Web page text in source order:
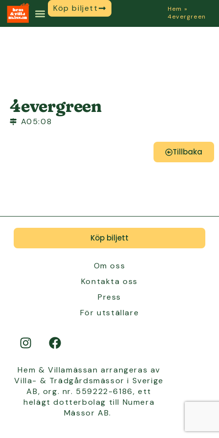
Köp biljett Hem »
4evergreen
4evergreen
A05:08
Tillbaka
Om oss
Kontakta oss
Press
För utställare
Hem & Villamässan arrangeras av
Villa- & Trädgårdsmässor i Sverige
AB, org. nr. 559222-6186, ett
helägt dotterbolag till Numera
Mässor AB.
Köp biljett